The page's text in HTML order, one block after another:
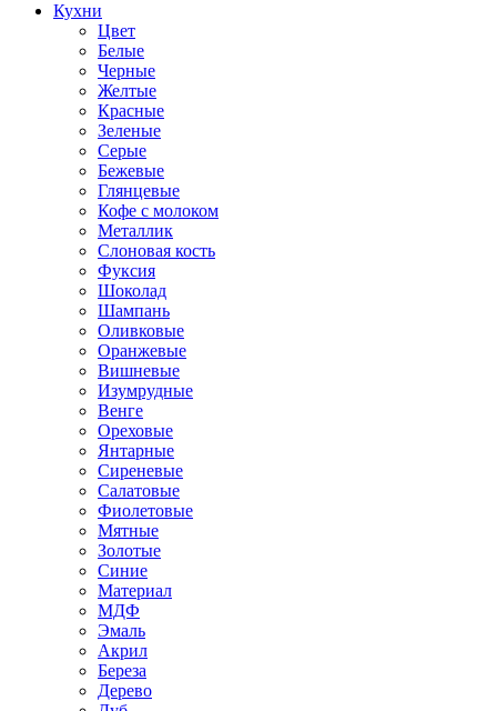
Кухни
Цвет
Белые
Черные
Желтые
Красные
Зеленые
Серые
Бежевые
Глянцевые
Кофе с молоком
Металлик
Слоновая кость
Фуксия
Шоколад
Шампань
Оливковые
Оранжевые
Вишневые
Изумрудные
Венге
Ореховые
Янтарные
Сиреневые
Салатовые
Фиолетовые
Мятные
Золотые
Синие
Материал
МДФ
Эмаль
Акрил
Береза
Дерево